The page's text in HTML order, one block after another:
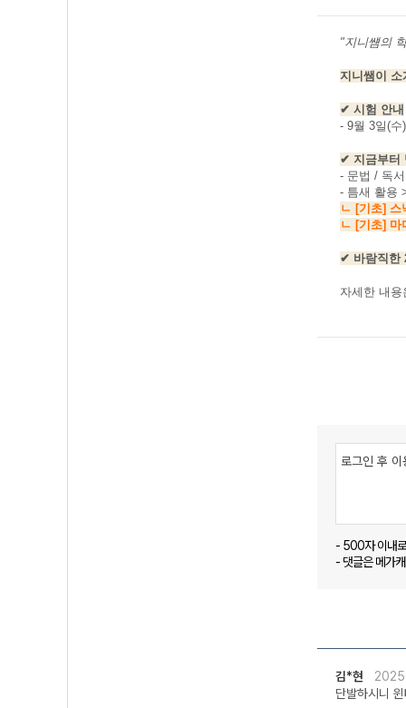
"지니썜의
지니쌤이
✔ 시험 안내
- 9월 3일(
✔ 지금부터
- 문법 / 독
- 틈새 활용
ㄴ [기초] 스
ㄴ [기초]
✔ 바람직한
자세한 내
- 500자 이내
- 댓글은 메가
김*현
단발하시니